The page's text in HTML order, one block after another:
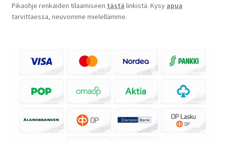
Pikaohje renkaiden tilaamiseen tästä linkistä. Kysy apua
tarvittaessa, neuvomme mielellämme.